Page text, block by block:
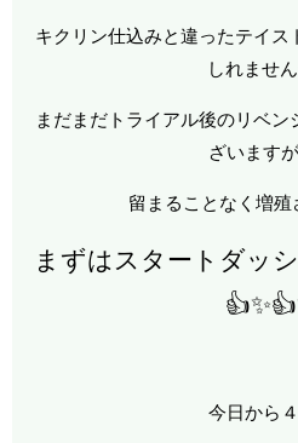
キクリン仕込みと違ったテイス
しれませ
まだまだトライアル後のリベ
ざいます
留まることなく増殖
まずはスタートダッ
今日から